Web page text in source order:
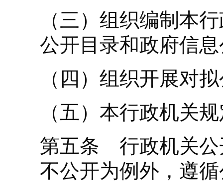
（三）组织编制本
公开目录和政府信
（四）组织开展对
（五）本行政机关
第五条 行政机关公
不公开为例外，遵